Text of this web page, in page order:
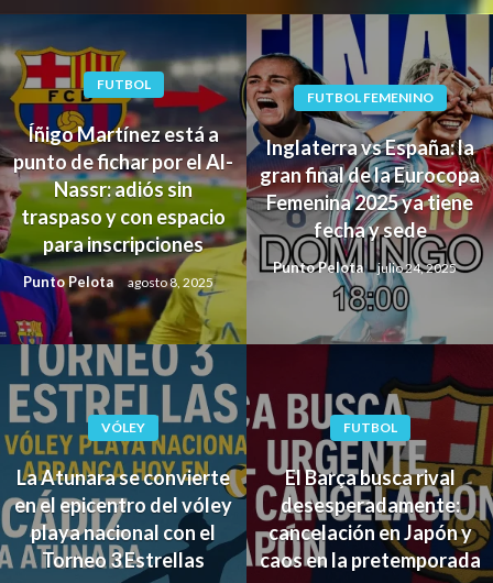
FUTBOL
Íñigo Martínez está a
punto de fichar por el Al-
Nassr: adiós sin
traspaso y con espacio
para inscripciones
Punto Pelota agosto 8, 2025
FUTBOL FEMENINO
Inglaterra vs España: la
gran final de la Eurocopa
Femenina 2025 ya tiene
fecha y sede
Punto Pelota julio 24, 2025
VÓLEY
La Atunara se convierte
en el epicentro del vóley
playa nacional con el
Torneo 3 Estrellas
FUTBOL
El Barça busca rival
desesperadamente:
cancelación en Japón y
caos en la pretemporada